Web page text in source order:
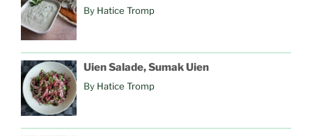
By Hatice Tromp
Uien Salade, Sumak Uien
By Hatice Tromp